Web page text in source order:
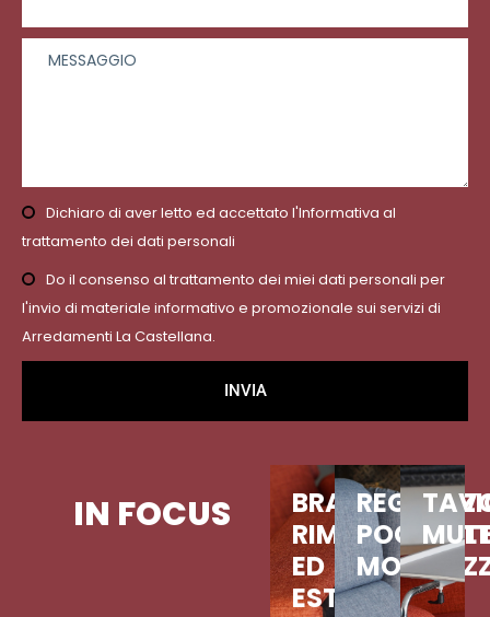
Dichiaro di aver letto ed accettato l'Informativa al
trattamento dei dati personali
Do il consenso al trattamento dei miei dati personali per
l'invio di materiale informativo e promozionale sui servizi di
Arredamenti La Castellana.
INVIA
IN FOCUS
BRACCIOLO
RIMOVIBILE
ED
ESTRAIBILE